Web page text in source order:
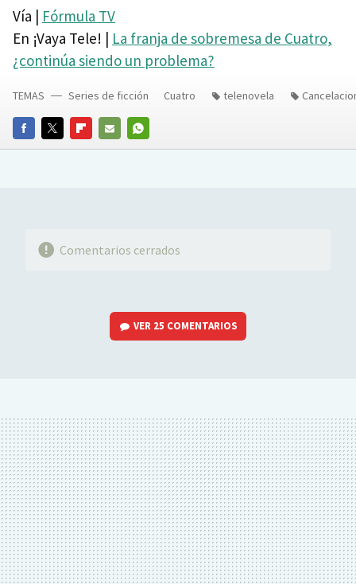
Vía | Fórmula TV
En ¡Vaya Tele! | La franja de sobremesa de Cuatro,
¿continúa siendo un problema?
FACEBOOKTWITTERFLIPBOARD
E-
WHATSAPP
TEMAS Series de ficción Cuatro telenovela
Comentarios cerrados
VER 25 COMENTARIOS